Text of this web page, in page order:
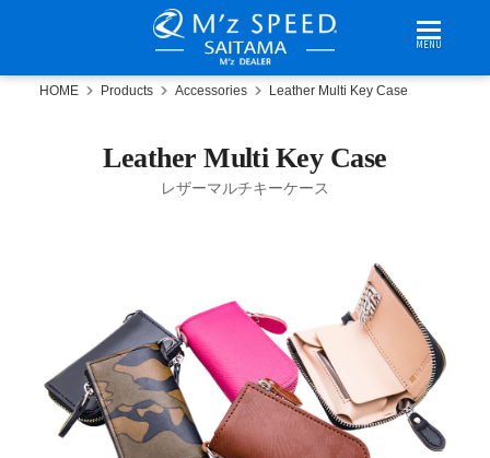
MENU
HOME Products Accessories Leather Multi Key Case
Leather Multi Key Case
レザーマルチキーケース